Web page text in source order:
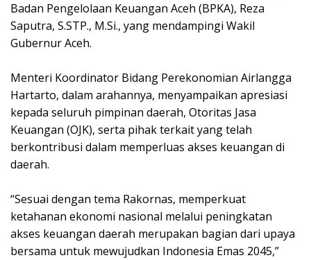
Badan Pengelolaan Keuangan Aceh (BPKA), Reza
Saputra, S.STP., M.Si., yang mendampingi Wakil
Gubernur Aceh.
‎Menteri Koordinator Bidang Perekonomian Airlangga
Hartarto, dalam arahannya, menyampaikan apresiasi
kepada seluruh pimpinan daerah, Otoritas Jasa
Keuangan (OJK), serta pihak terkait yang telah
berkontribusi dalam memperluas akses keuangan di
daerah.
‎“Sesuai dengan tema Rakornas, memperkuat
ketahanan ekonomi nasional melalui peningkatan
akses keuangan daerah merupakan bagian dari upaya
bersama untuk mewujudkan Indonesia Emas 2045,”